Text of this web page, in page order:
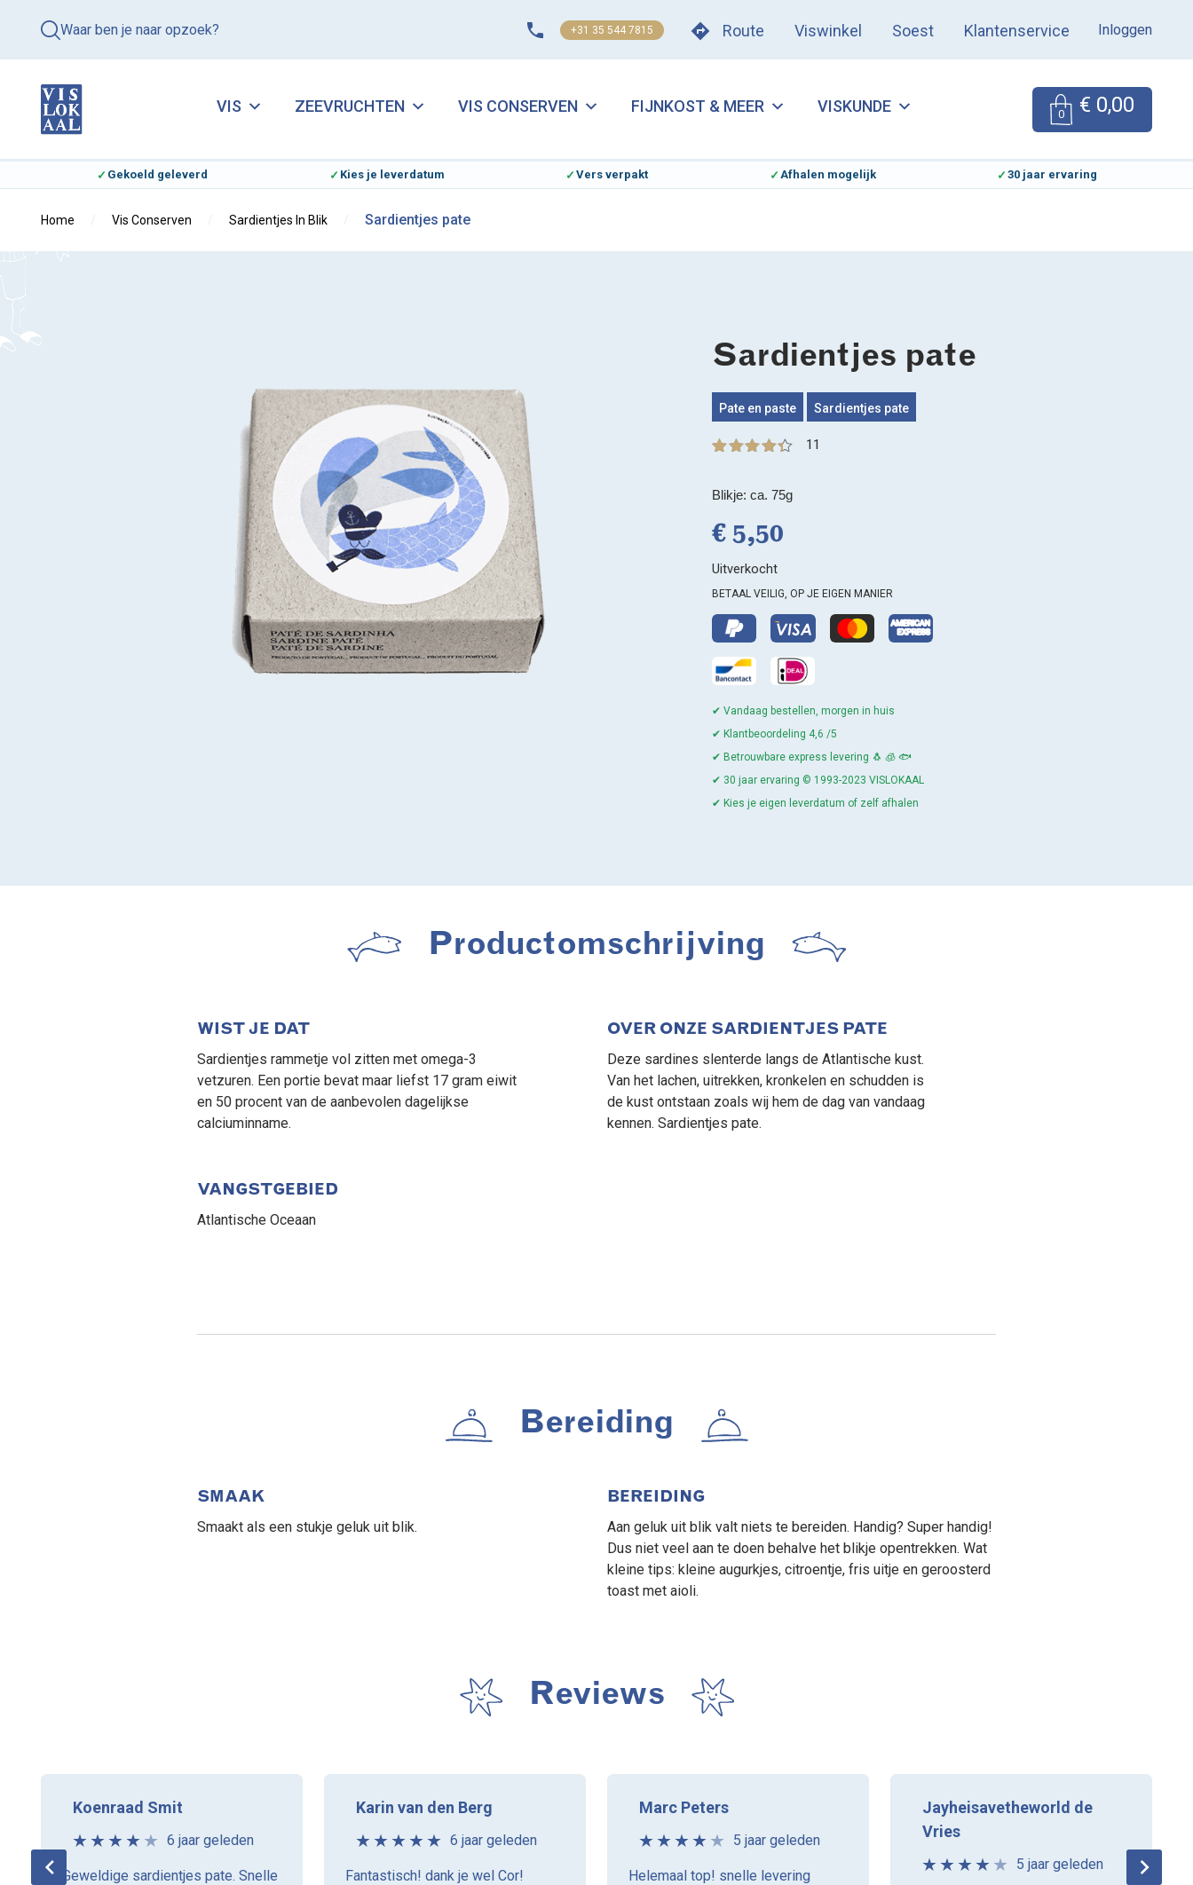
Waar ben je naar opzoek? +31 35 544 7815 Route Viswinkel Soest Klantenservice Inloggen
VIS ZEEVRUCHTEN VIS CONSERVEN FIJNKOST & MEER VISKUNDE 0 € 0,00
Gekoeld geleverd Kies je leverdatum Vers verpakt Afhalen mogelijk 30 jaar ervaring
Home Vis Conserven Sardientjes In Blik Sardientjes pate
Sardientjes pate
Pate en paste Sardientjes pate
5
op klant
waarderinge
11
Blikje: ca. 75g
€ 5,50
Uitverkocht
BETAAL VEILIG, OP JE EIGEN MANIER
✔ Vandaag bestellen, morgen in huis
✔ Klantbeoordeling 4,6 /5
✔ Betrouwbare express levering 🐧 🧊 🐟
✔ 30 jaar ervaring © 1993-2023 VISLOKAAL
✔ Kies je eigen leverdatum of zelf afhalen
Productomschrijving
WIST JE DAT
Sardientjes rammetje vol zitten met omega-3
vetzuren. Een portie bevat maar liefst 17 gram eiwit
en 50 procent van de aanbevolen dagelijkse
calciuminname.
VANGSTGEBIED
Atlantische Oceaan
OVER ONZE SARDIENTJES PATE
Deze sardines slenterde langs de Atlantische kust.
Van het lachen, uitrekken, kronkelen en schudden is
de kust ontstaan zoals wij hem de dag van vandaag
kennen. Sardientjes pate.
Bereiding
SMAAK
Smaakt als een stukje geluk uit blik.
BEREIDING
Aan geluk uit blik valt niets te bereiden. Handig? Super handig!
Dus niet veel aan te doen behalve het blikje opentrekken. Wat
kleine tips: kleine augurkjes, citroentje, fris uitje en geroosterd
toast met aioli.
Reviews
Koenraad Smit
6 jaar geleden
Geweldige sardientjes pate. Snelle
Karin van den Berg
6 jaar geleden
Fantastisch! dank je wel Cor!
Marc Peters
5 jaar geleden
Helemaal top! snelle levering
Jayheisavetheworld de
Vries
5 jaar geleden